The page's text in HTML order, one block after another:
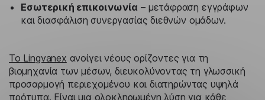
Εσωτερική επικοινωνία – μετάφραση εγγράφων
και διασφάλιση συνεργασίας διεθνών ομάδων.
Το Lingvanex ανοίγει νέους ορίζοντες για τη
βιομηχανία των μέσων, διευκολύνοντας τη γλωσσική
προσαρμογή περιεχομένου και διατηρώντας υψηλά
πρότυπα. Είναι μια ολοκληρωμένη λύση για κάθε